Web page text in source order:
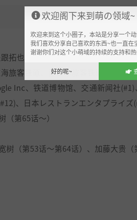
拓也
旅客铁道、西日本旅客铁道、九州
Inc、铁道博物馆、交通新闻社
、日本レストランエンタプライズ
第65话～）
（第53话～第64话）、加藤大贵（
欢迎阁下来到萌の领域~
欢迎来到这个小圈子，本站是分享一个动
我们喜欢分享自己喜欢的东西~也一直在
谢谢你们对这个小萌域的持续的支持和热
好的呢~